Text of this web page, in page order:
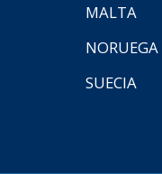
MALTA
NORUEGA
SUECIA